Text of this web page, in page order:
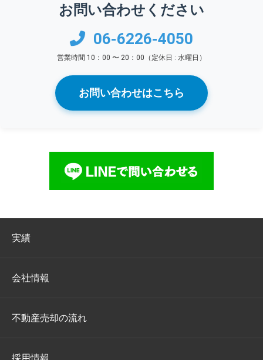
お問い合わせください
06-6226-4050
営業時間 10：00 〜 20：00（定休日 : 水曜日）
お問い合わせはこちら
実績
会社情報
不動産売却の流れ
採用情報